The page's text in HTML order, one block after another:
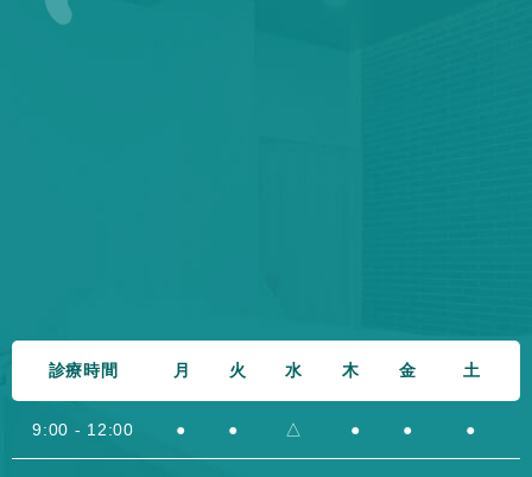
診療時間 月 火 水 木 金 土
9:00 - 12:00 ● ● △ ● ● ●